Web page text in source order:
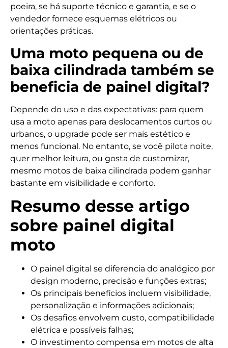
poeira, se há suporte técnico e garantia, e se o
vendedor fornece esquemas elétricos ou
orientações práticas.
Uma moto pequena ou de
baixa cilindrada também se
beneficia de painel digital?
Depende do uso e das expectativas: para quem
usa a moto apenas para deslocamentos curtos ou
urbanos, o upgrade pode ser mais estético e
menos funcional. No entanto, se você pilota noite,
quer melhor leitura, ou gosta de customizar,
mesmo motos de baixa cilindrada podem ganhar
bastante em visibilidade e conforto.
Resumo desse artigo
sobre painel digital
moto
O painel digital se diferencia do analógico por
design moderno, precisão e funções extras;
Os principais benefícios incluem visibilidade,
personalização e informações adicionais;
Os desafios envolvem custo, compatibilidade
elétrica e possíveis falhas;
O investimento compensa em motos de alta